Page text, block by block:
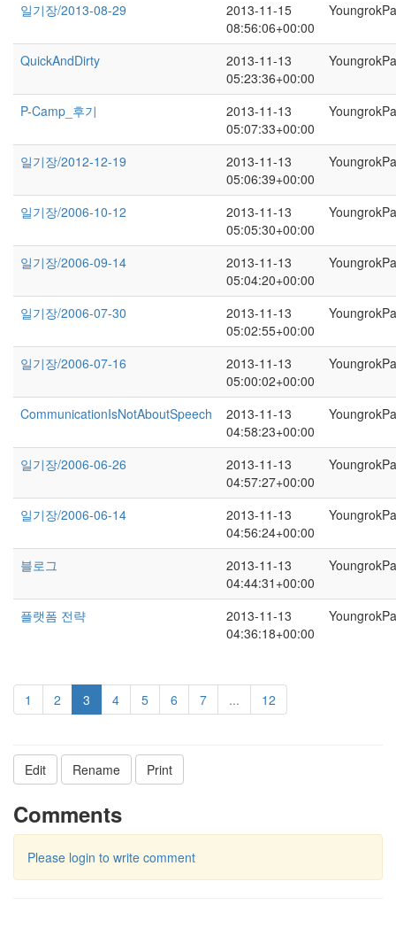
일기장/2013-08-29
2013-11-15
08:56:06+00:00
QuickAndDirty
2013-11-13
05:23:36+00:00
P-Camp_후기
2013-11-13
05:07:33+00:00
일기장/2012-12-19
2013-11-13
05:06:39+00:00
일기장/2006-10-12
2013-11-13
05:05:30+00:00
일기장/2006-09-14
2013-11-13
05:04:20+00:00
일기장/2006-07-30
2013-11-13
05:02:55+00:00
일기장/2006-07-16
2013-11-13
05:00:02+00:00
CommunicationIsNotAboutSpeech
2013-11-13
04:58:23+00:00
일기장/2006-06-26
2013-11-13
04:57:27+00:00
일기장/2006-06-14
2013-11-13
04:56:24+00:00
블로그
2013-11-13
04:44:31+00:00
플랫폼 전략
2013-11-13
04:36:18+00:00
1 2 3 4 5 6 7 ... 12
Edit Rename Print
Comments
Please login to write comment